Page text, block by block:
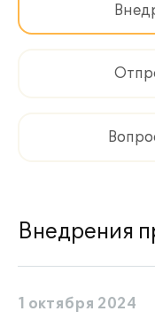
Внедрения
1 октября 2024